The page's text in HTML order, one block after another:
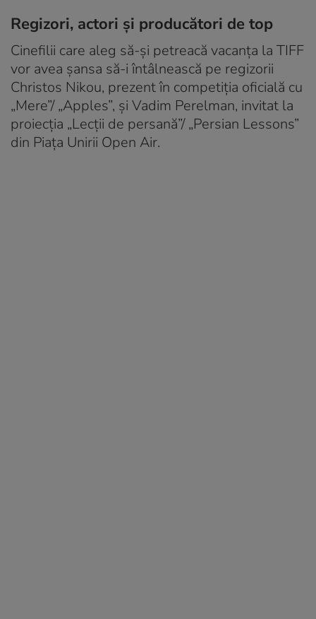
Regizori, actori și producători de top
Cinefilii care aleg să-și petreacă vacanța la TIFF
vor avea șansa să-i întâlnească pe regizorii
Christos Nikou, prezent în competiția oficială cu
„Mere”/ „Apples”, și Vadim Perelman, invitat la
proiecția „Lecții de persană”/ „Persian Lessons”
din Piața Unirii Open Air.